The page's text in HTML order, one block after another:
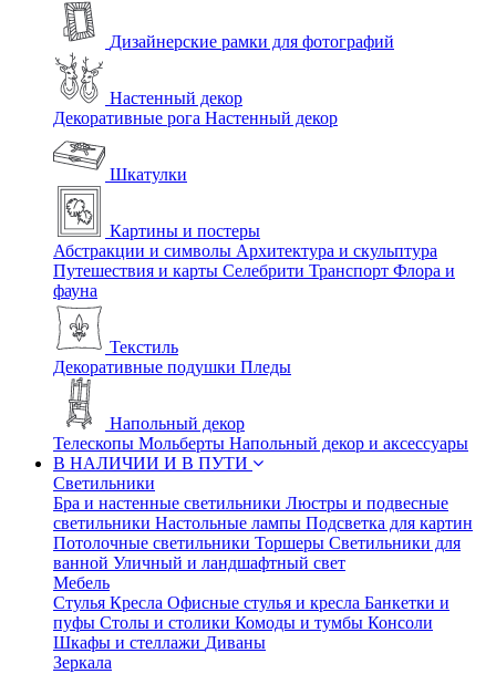
Дизайнерские рамки для фотографий
Настенный декор
Декоративные рога Настенный декор
Шкатулки
Картины и постеры
Абстракции и символы Архитектура и скульптура
Путешествия и карты Селебрити Транспорт Флора и
фауна
Текстиль
Декоративные подушки Пледы
Напольный декор
Телескопы Мольберты Напольный декор и аксессуары
В НАЛИЧИИ И В ПУТИ
Светильники
Бра и настенные светильники Люстры и подвесные
светильники Настольные лампы Подсветка для картин
Потолочные светильники Торшеры Светильники для
ванной Уличный и ландшафтный свет
Мебель
Стулья Кресла Офисные стулья и кресла Банкетки и
пуфы Столы и столики Комоды и тумбы Консоли
Шкафы и стеллажи Диваны
Зеркала